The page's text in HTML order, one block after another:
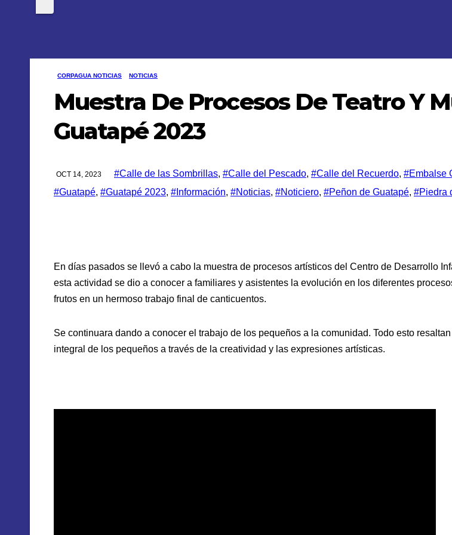
CORPAGUA NOTICIAS NOTICIAS
Muestra De Procesos De Teatro Y
Guatapé 2023
OCT 14, 2023 #Calle de las Sombrillas, #Calle del Pescado, #Calle del Recuerdo, #Embalse
#Guatapé, #Guatapé 2023, #Información, #Noticias, #Noticiero, #Peñon de Guatapé, #Piedra
En días pasados se llevó a cabo la muestra de procesos artísticos del Centro de Desarrollo
esta actividad se dio a conocer a familiares y asistentes la evolución en los diferentes
frutos en un hermoso trabajo final de canticuentos.
Se continuara dando a conocer el trabajo de los pequeños a la comunidad. Todo esto
integral de los pequeños a través de la creatividad y las expresiones artísticas.